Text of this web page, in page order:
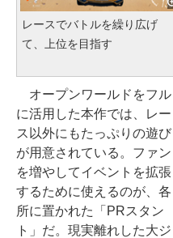
レースでバトルを繰り広げ
て、上位を目指す
オープンワールドをフル
に活用した本作では、レー
ス以外にもたっぷりの遊び
が用意されている。ファン
を増やしてイベントを拡張
するために使えるのが、各
所に置かれた「PRスタン
ト」だ。現実離れした大ジ